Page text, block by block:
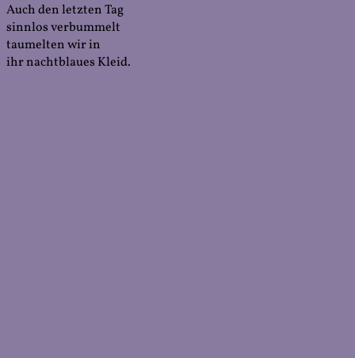
Auch den letzten Tag
sinnlos verbummelt
taumelten wir in
ihr nachtblaues Kleid.